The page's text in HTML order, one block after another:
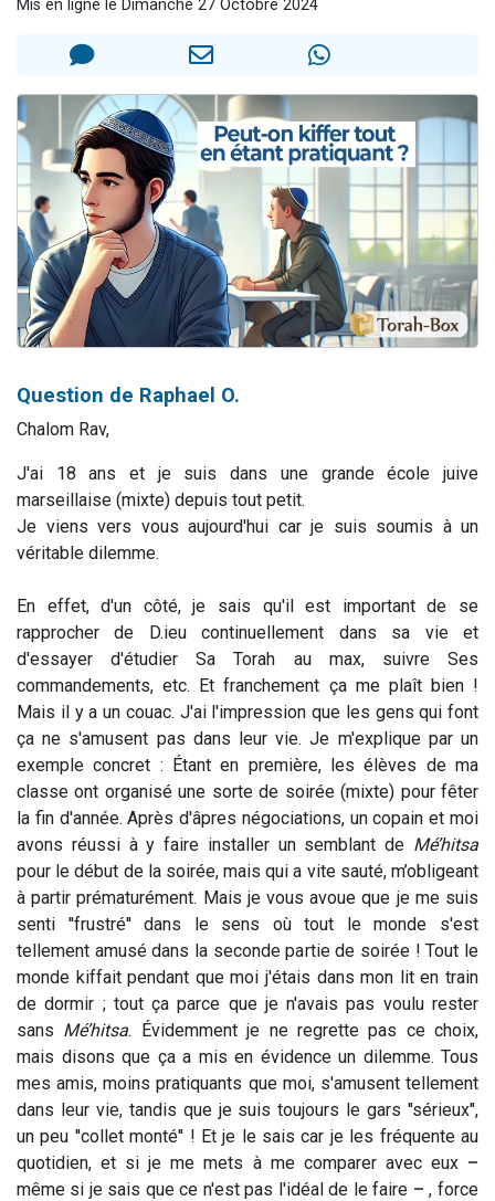
Eli vient de donner son Maasser
3 personnes viennent de faire un don pour Événements Torah-Box
Mis en ligne le Dimanche 27 Octobre 2024
Question de Raphael O.
Chalom Rav,
J'ai 18 ans et je suis dans une grande école juive
marseillaise (mixte) depuis tout petit.
Je viens vers vous aujourd'hui car je suis soumis à un
véritable dilemme.
En effet, d'un côté, je sais qu'il est important de se
rapprocher de D.ieu continuellement dans sa vie et
d'essayer d'étudier Sa Torah au max, suivre Ses
commandements, etc. Et franchement ça me plaît bien !
Mais il y a un couac. J'ai l'impression que les gens qui font
ça ne s'amusent pas dans leur vie. Je m'explique par un
exemple concret : Étant en première, les élèves de ma
classe ont organisé une sorte de soirée (mixte) pour fêter
la fin d'année. Après d'âpres négociations, un copain et moi
avons réussi à y faire installer un semblant de Mé’hitsa
pour le début de la soirée, mais qui a vite sauté, m’obligeant
à partir prématurément. Mais je vous avoue que je me suis
senti ''frustré'' dans le sens où tout le monde s'est
tellement amusé dans la seconde partie de soirée ! Tout le
monde kiffait pendant que moi j'étais dans mon lit en train
de dormir ; tout ça parce que je n'avais pas voulu rester
sans Mé’hitsa. Évidemment je ne regrette pas ce choix,
mais disons que ça a mis en évidence un dilemme. Tous
mes amis, moins pratiquants que moi, s'amusent tellement
dans leur vie, tandis que je suis toujours le gars ''sérieux'',
un peu ''collet monté'' ! Et je le sais car je les fréquente au
quotidien, et si je me mets à me comparer avec eux –
même si je sais que ce n'est pas l'idéal de le faire – , force